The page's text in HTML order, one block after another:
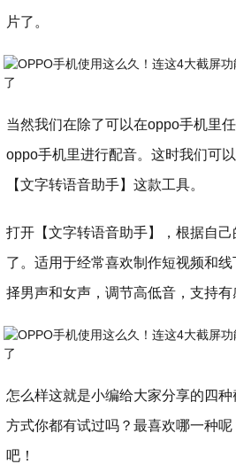
片了。
当然我们在除了可以在oppo手机里
oppo手机里进行配音。这时我们可
【文字转语音助手】这款工具。
打开【文字转语音助手】，根据自
了。适用于经常喜欢制作短视频和
择男声和女声，调节高低音，支持有
怎么样这就是小编给大家分享的四
方式你都有试过吗？最喜欢哪一种
吧！